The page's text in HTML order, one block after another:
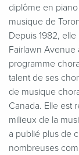
diplôme en
musique de
Depuis 1982,
Fairlawn Avenue
programme
talent de ses
de musique
Canada. Elle est
milieux de la
a publié plus de
nombreuses